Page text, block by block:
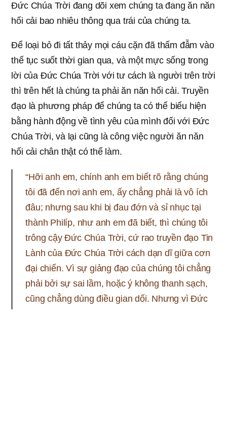
Đức Chúa Trời đang dõi xem chúng ta đang ăn năn
hối cải bao nhiêu thông qua trái của chúng ta.
Để loại bỏ đi tất thảy mọi cáu cặn đã thấm đẫm vào
thế tục suốt thời gian qua, và một mực sống trong
lời của Đức Chúa Trời với tư cách là người trên trời
thì trên hết là chúng ta phải ăn năn hối cải. Truyền
đạo là phương pháp để chúng ta có thể biểu hiện
bằng hành động về tình yêu của mình đối với Đức
Chúa Trời, và lại cũng là công việc người ăn năn
hối cải chân thật có thể làm.
“Hỡi anh em, chính anh em biết rõ rằng chúng
tôi đã đến nơi anh em, ấy chẳng phải là vô ích
đâu; nhưng sau khi bị đau đớn và sỉ nhục tại
thành Philíp, như anh em đã biết, thì chúng tôi
trông cậy Đức Chúa Trời, cứ rao truyền đạo Tin
Lành của Đức Chúa Trời cách dạn dĩ giữa cơn
đại chiến. Vì sự giảng đạo của chúng tôi chẳng
phải bởi sự sai lầm, hoặc ý không thanh sạch,
cũng chẳng dùng điều gian dối. Nhưng vì Đức